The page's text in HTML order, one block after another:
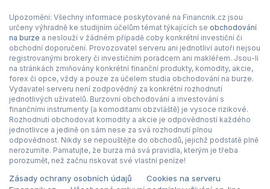
Upozornění: Všechny informace poskytované na Financnik.cz jsou
určeny výhradně ke studijním účelům témat týkajících se obchodování
na burze a neslouží v žádném případě coby konkrétní investiční či
obchodní doporučení. Provozovatel serveru ani jednotliví autoři nejsou
registrovanými brokery či investičním poradcem ani makléřem. Jsou-li
na stránkách zmiňovány konkrétní finanční produkty, komodity, akcie,
forex či opce, vždy a pouze za účelem studia obchodování na burze.
Vydavatel serveru není zodpovědný za konkrétní rozhodnutí
jednotlivých uživatelů. Burzovní obchodování a investování s
finančními instrumenty (a komoditami obzvláště) je vysoce rizikové.
Rozhodnutí obchodovat komodity a akcie je odpovědností každého
jednotlivce a jedině on sám nese za svá rozhodnutí plnou
odpovědnost. Nikdy se nepouštějte do obchodů, jejichž podstatě plně
nerozumíte. Pamatujte, že burza má svá pravidla, kterým je třeba
porozumět, než začnu riskovat své vlastní peníze!
Zásady ochrany osobních údajů
Cookies na serveru